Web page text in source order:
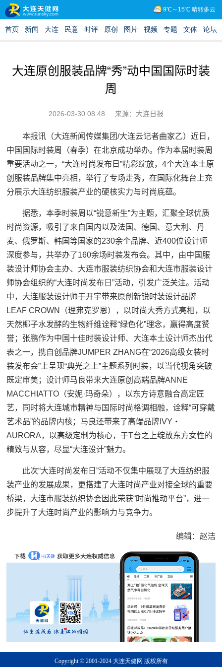
大连原创服装品牌“秀”动中国国际时装
周
2026-03-30 08:48 来源：大连日报
本报讯（大连新闻传媒集团/大连云记者曲家乙）近日，
中国国际时装周（春季）在北京成功举办。作为本届时装周
重要活动之一，“大连时尚发布日”精彩绽放，4个大连本土原
创服装品牌集中亮相，举行了专场走秀，在国际化舞台上充
分展示大连纺织服装产业的硬核实力与时尚底蕴。
据悉，本季时装周以“锐意新生”为主题，汇聚全球优质
时尚资源，吸引了来自国内以及法国、德国、意大利、丹
麦、俄罗斯、韩国等国家的230余个品牌、近400位设计师
深度参与，共举办了160余场时装发布会。其中，由中国服
装设计师协会主办、大连市服装纺织协会和大连市服装设计
师协会组织的“大连时尚发布日”活动，引发广泛关注。活动
中，大连服装设计师于开宇带来原创新锐时装设计品牌
LEAF CROWN（理弗克罗恩），以时尚大秀方式亮相，以
天然椰子水发酵的生物纤维诠释“绿色化”理念，赢得高度赞
誉；张鹏作为中国十佳时装设计师、大连本土设计师杰出代
表之一，携自创品牌JUMPER ZHANG在“2026高级女装时
装发布会”上呈现“典光之上”主题系列时装，以当代视角突破
既定审美；设计师马良带来大连原创高端品牌ANNE
MACCHIATTO（安妮·玛奇朵），以东方诗意融合高定匠
艺，同时将大连城市精神与国际时尚格调相融，诠释“可穿戴
艺术品”的品牌内核；马良还带来了高端品牌IVY・
AURORA，以高级定制为核心，于T台之上绽放东方女性的
精致与从容，尽显“大连设计”魅力。
此次“大连时尚发布日”活动不仅集中展现了大连纺织服
装产业的发展成果，更搭建了大连时尚产业对接全球的重要
桥梁，大连市服装纺织协会因此荣获“时尚推动平台”，进一
步提升了大连时尚产业的影响力与竞争力。
编辑：赵洁